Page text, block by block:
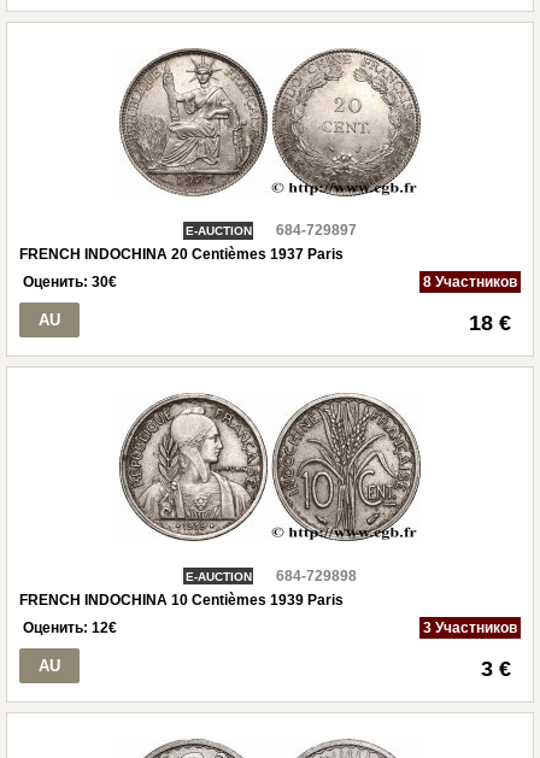
E-AUCTION
684-729897
FRENCH INDOCHINA 20 Centièmes 1937 Paris
Оценить: 30€ 8 Участников
AU 18 €
E-AUCTION
684-729898
FRENCH INDOCHINA 10 Centièmes 1939 Paris
Оценить: 12€ 3 Участников
AU 3 €